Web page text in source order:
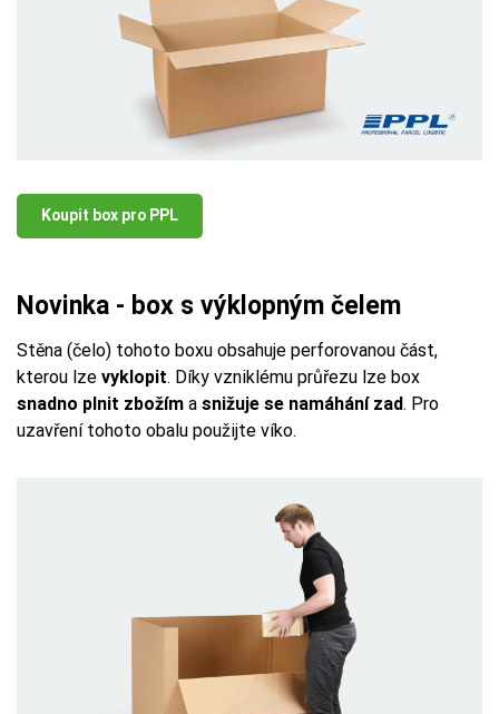
Koupit box pro PPL
Novinka - box s výklopným čelem
Stěna (čelo) tohoto boxu obsahuje perforovanou část,
kterou lze vyklopit. Díky vzniklému průřezu lze box
snadno plnit zbožím a snižuje se namáhání zad. Pro
uzavření tohoto obalu použijte víko.